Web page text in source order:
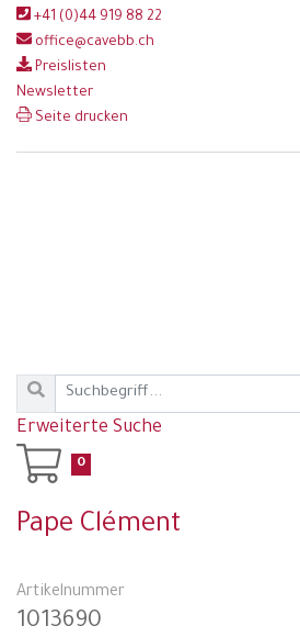
+41 (0)44 919 88 22
office@cavebb.ch
Preislisten
Newsletter
Seite drucken
Erweiterte Suche
0
Pape Clément
Artikelnummer
1013690